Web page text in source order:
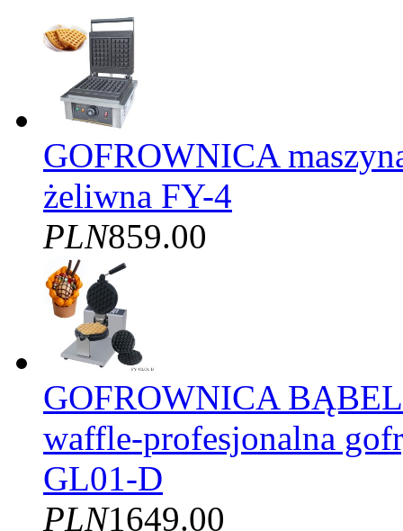
GOFROWNICA
żeliwna FY-4
PLN859.00
GOFROWNICA
waffle-profesjonalna
GL01-D
PLN1649.00